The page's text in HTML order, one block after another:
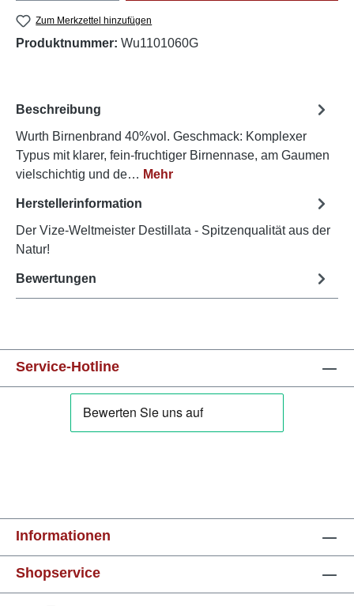
Zum Merkzettel hinzufügen
Produktnummer: Wu1101060G
Beschreibung
Wurth Birnenbrand 40%vol. Geschmack: Komplexer
Typus mit klarer, fein-fruchtiger Birnennase, am Gaumen
vielschichtig und de… Mehr
Herstellerinformation
Der Vize-Weltmeister Destillata - Spitzenqualität aus der
Natur!
Bewertungen
Service-Hotline
Informationen
Shopservice